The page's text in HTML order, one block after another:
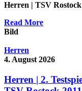
Herren | TSV Rostock
Read More
Bild
Herren
4. August 2026
Herren | 2.